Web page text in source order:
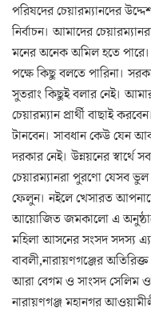
পরিষদের চেয়ারম্যানদের
নির্বাচন। আমাদের
মনের অনেক অমিল হতে
পক্ষে কিছু বলতে পারিনা।
সুতরাং কিছুই বলার নেই।
চেয়ারম্যান প্রার্থী বাছাই
টানবেন। সাবধান কেউ যেন
দরকার নেই। উন্নয়নের
চেয়ারম্যানরা পুরণো যেসব
ফেলুন। নইলে খেসারত
আয়োজিত জমকালো এ
মহিলা আসনের সংসদ সদস্য
বাবলী,নারায়ণগঞ্জের
আরা বেগম ও সাংসদ সেলিম
নারায়ণগঞ্জ মহানগর